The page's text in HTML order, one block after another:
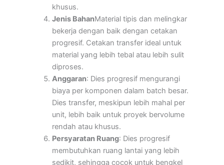
khusus.
Jenis BahanMaterial tipis dan melingkar
bekerja dengan baik dengan cetakan
progresif. Cetakan transfer ideal untuk
material yang lebih tebal atau lebih sulit
diproses.
Anggaran: Dies progresif mengurangi
biaya per komponen dalam batch besar.
Dies transfer, meskipun lebih mahal per
unit, lebih baik untuk proyek bervolume
rendah atau khusus.
Persyaratan Ruang: Dies progresif
membutuhkan ruang lantai yang lebih
sedikit, sehingga cocok untuk bengkel